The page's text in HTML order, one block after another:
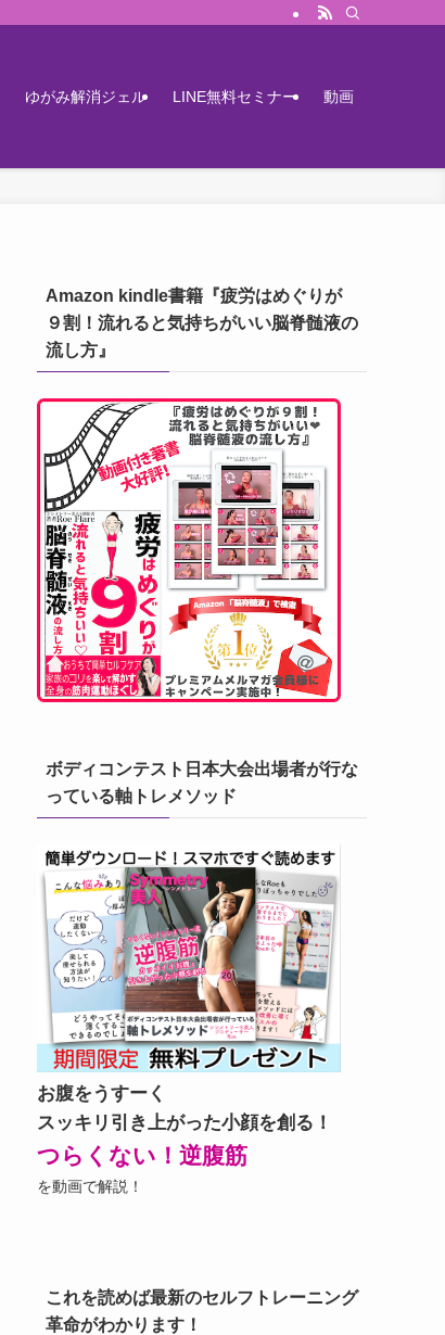
ゆがみ解消ジェル LINE無料セミナー 動画
Amazon kindle書籍『疲労はめぐりが
９割！流れると気持ちがいい脳脊髄液の
流し方』
ボディコンテスト日本大会出場者が行な
っている軸トレメソッド
お腹をうすーく
スッキリ引き上がった小顔を創る！
つらくない！逆腹筋
を動画で解説！
これを読めば最新のセルフトレーニング
革命がわかります！